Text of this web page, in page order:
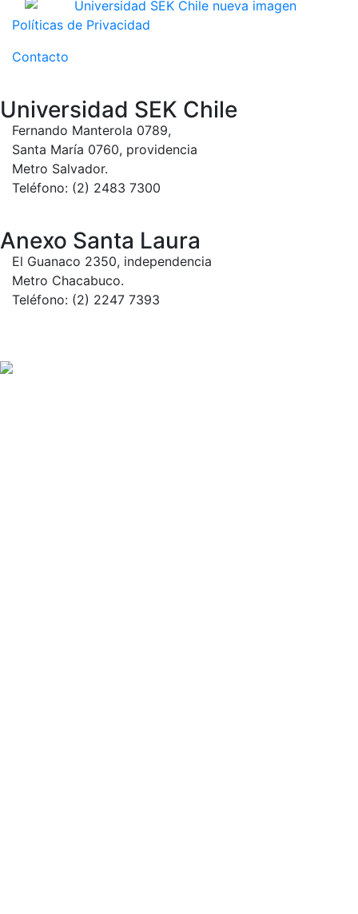
Políticas de Privacidad
Contacto
Universidad SEK Chile
Fernando Manterola 0789,
Santa María 0760, providencia
Metro Salvador.
Teléfono: (2) 2483 7300
Anexo Santa Laura
El Guanaco 2350, independencia
Metro Chacabuco.
Teléfono: (2) 2247 7393